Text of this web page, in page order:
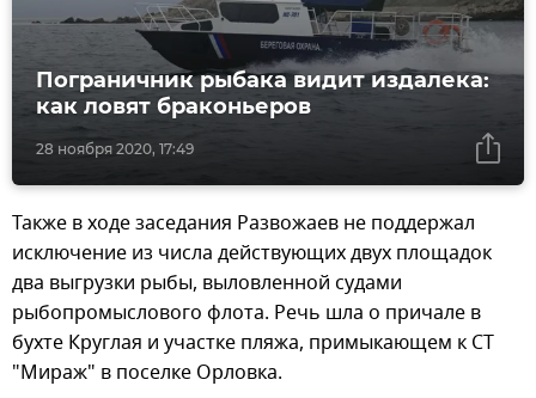
28 ноября 2020, 17:49
Пограничник рыбака видит издалека:
как ловят браконьеров
Также в ходе заседания Развожаев не поддержал
исключение из числа действующих двух площадок
два выгрузки рыбы, выловленной судами
рыбопромыслового флота. Речь шла о причале в
бухте Круглая и участке пляжа, примыкающем к СТ
"Мираж" в поселке Орловка.